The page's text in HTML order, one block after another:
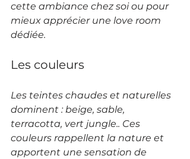
cette ambiance chez soi ou pour
mieux apprécier une love room
dédiée.
Les couleurs
Les teintes chaudes et naturelles
dominent : beige, sable,
terracotta, vert jungle.. Ces
couleurs rappellent la nature et
apportent une sensation de